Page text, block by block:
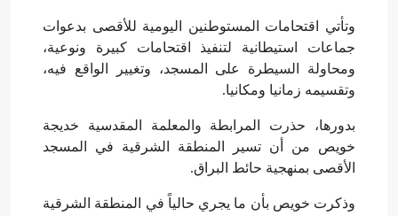
وتأتي اقتحامات المستوطنين اليومية للأقصى بدعوات
جماعات استيطانية لتنفيذ اقتحامات كبيرة ونوعية،
ومحاولة السيطرة على المسجد، وتغيير الواقع فيه،
وتقسيمه زمانيا ومكانيا.
بدورها، حذرت المرابطة والمعلمة المقدسية خديجة
خويص من أن تسير المنطقة الشرقية في المسجد
الأقصى بمنهجية حائط البراق.
وذكرت خويص بأن ما يجري حالياً في المنطقة الشرقية